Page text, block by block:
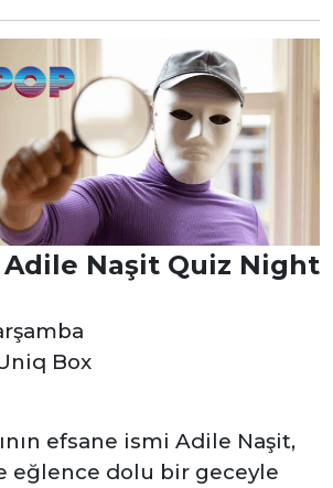
Adile Naşit Quiz Night
Box
efsane ismi Adile Naşit,
eğlence dolu bir geceyle